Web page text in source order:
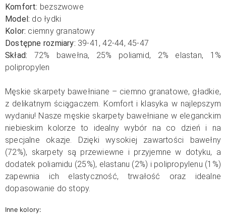
Komfort: bezszwowe
Model: do łydki
Kolor: ciemny granatowy
Dostępne rozmiary: 39-41, 42-44, 45-47
Skład:
72% bawełna, 25% poliamid, 2% elastan, 1 %
polipropylen
Męskie skarpety bawełniane – ciemno granatowe, gładkie,
z delikatnym ściągaczem. Komfort i klasyka w najlepszym
wydaniu! Nasze męskie skarpety bawełniane w eleganckim
niebieskim kolorze to idealny wybór na co dzień i na
specjalne okazje. Dzięki wysokiej zawartości bawełny
(72%), skarpety są przewiewne i przyjemne w dotyku, a
dodatek poliamidu (25%), elastanu (2%) i polipropylenu (1%)
zapewnia ich elastyczność, trwałość oraz idealne
dopasowanie do stopy.
Inne kolory: